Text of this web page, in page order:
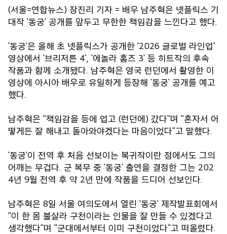
(서울=연합뉴스) 장진리 기자 = 배우 남주혁은 넷플릭스 기
대작 '동궁' 공개를 앞두고 무한한 책임감을 느낀다고 했다.
'동궁'은 올해 초 넷플릭스가 공개한 '2026 글로벌 라인업'
영상에서 '브리저튼 4', '에놀라 홈즈 3' 등 히트작의 후속
작품과 함께 소개됐다. 남주혁은 영국 런던에서 촬영한 이
영상에 아시아 배우로 유일하게 등장해 '동궁' 공개를 예고
했다.
남주혁은 "책임감을 등에 업고 (런던에) 갔다"며 "혼자서 어
떻게든 잘 해내고 돌아와야겠다는 마음이었다"고 말했다.
'동궁'이 전역 후 처음 선보이는 복귀작이란 점에서도 그의
어깨는 무겁다. 군 복무 중 '동궁' 출연을 결정한 그는 202
4년 9월 전역 후 약 2년 만에 작품을 드디어 선보인다.
남주혁은 8일 서울 여의도에서 열린 '동궁' 제작발표회에서
"이 한 몸 불살라 구천이라는 인물을 잘 만들 수 있겠다고
생각했다"며 "군대에서부터 이미 구천이었다"고 떠올렸다.